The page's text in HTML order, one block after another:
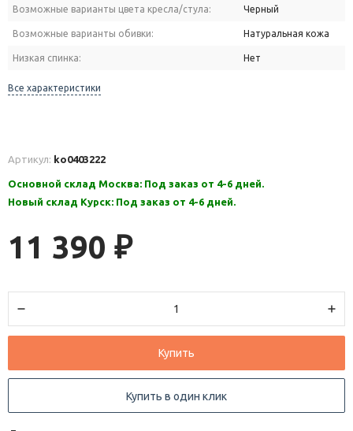
Возможные варианты цвета кресла/стула: Черный
Возможные варианты обивки: Натуральная кожа
Низкая спинка: Нет
Все характеристики
Артикул: ko0403222
Основной склад Москва: Под заказ от 4-6 дней.
Новый склад Курск: Под заказ от 4-6 дней.
11 390 ₽
Купить
Купить в один клик